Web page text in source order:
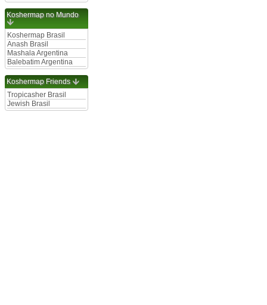
Koshermap no Mundo
Koshermap Brasil
Anash Brasil
Mashala Argentina
Balebatim Argentina
Koshermap Friends
Tropicasher Brasil
Jewish Brasil